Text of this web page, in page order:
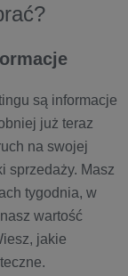
są informacje
już teraz
na swojej
sprzedaży. Masz
tygodnia, w
wartość
jakie